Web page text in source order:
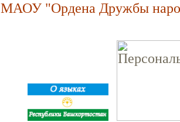
МАОУ "Ордена Дружбы